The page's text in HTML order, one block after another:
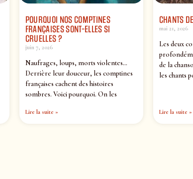
POURQUOI NOS COMPTINES
FRANÇAISES SONT-ELLES SI
CRUELLES ?
juin 7, 2026
Naufrages, loups, morts violentes…
Derrière leur douceur, les comptines
françaises cachent des histoires
sombres. Voici pourquoi. On les
Lire la suite »
CHANTS
mai 21, 2026
Les deux
de la
les chants
Lire la suite »